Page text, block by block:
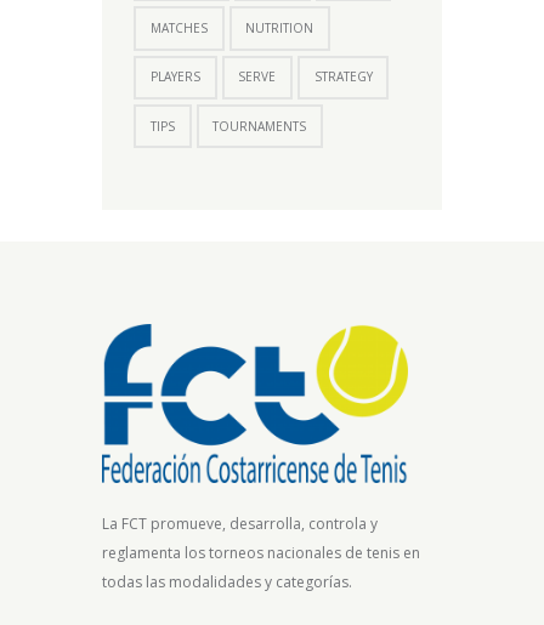
MATCHES NUTRITION
PLAYERS SERVE STRATEGY
TIPS TOURNAMENTS
La FCT promueve, desarrolla, controla y
reglamenta los torneos nacionales de tenis en
todas las modalidades y categorías.